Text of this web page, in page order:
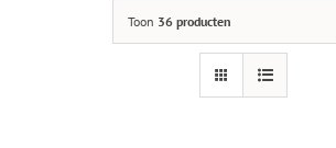
Toon 36 producten